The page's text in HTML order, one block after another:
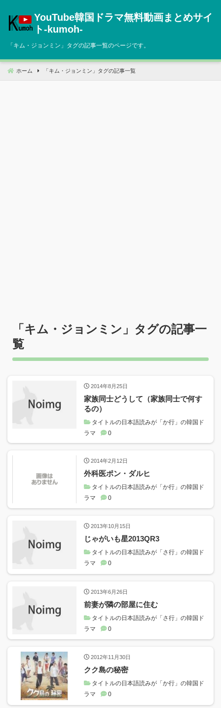
へ
動
YouTube韓国ドラマ無料動画まとめサイ
ト‐kumoh‐
「キム・ジョンミン 」タグの記事一覧のページです。
ホーム 「 キム・ジョンミン 」タグの記事一覧
「キム・ジョンミン 」タグの記事一
覧
2014年8月25日
家族同士どうして（家族同士で何す
るの）
タイトルの日本語読みが「か行」の韓国ド
ラマ
0
2014年2月12日
外科医ポン・ダルヒ
タイトルの日本語読みが「か行」の韓国ド
ラマ
0
2013年10月15日
じゃがいも星2013QR3
タイトルの日本語読みが「さ行」の韓国ド
ラマ
0
2013年6月26日
前妻が隣の部屋に住む
タイトルの日本語読みが「さ行」の韓国ド
ラマ
0
2012年11月30日
クク島の秘密
タイトルの日本語読みが「か行」の韓国ド
ラマ
0